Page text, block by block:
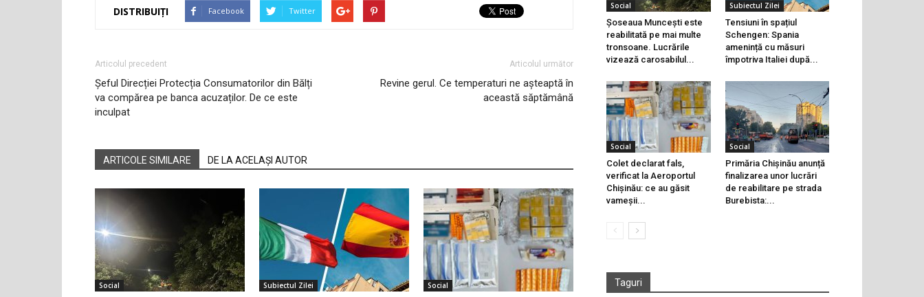
DISTRIBUIȚI Facebook Twitter
Articolul precedent
Șeful Direcției Protecția Consumatorilor din Bălți
va compărea pe banca acuzaților. De ce este
inculpat
Articolul următor
Revine gerul. Ce temperaturi ne așteaptă în
această săptămână
ARTICOLE SIMILARE DE LA ACELAȘI AUTOR
Social Subiectul Zilei Social
Social
Șoseaua Muncești este
reabilitată pe mai multe
tronsoane. Lucrările
vizează carosabilul...
Subiectul Zilei
Tensiuni în spațiul
Schengen: Spania
amenință cu măsuri
împotriva Italiei după...
Social
Colet declarat fals,
verificat la Aeroportul
Chișinău: ce au găsit
vameșii...
Social
Primăria Chișinău anunță
finalizarea unor lucrări
de reabilitare pe strada
Burebista:...
Taguri